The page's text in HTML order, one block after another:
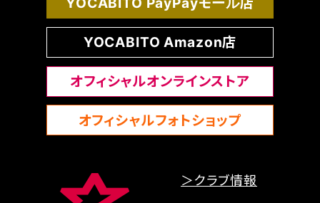
YOCABITO Amazon店
オフィシャルオンラインストア
オフィシャルフォトショップ
＞クラブ情報